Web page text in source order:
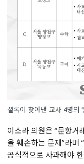
셜록이 찾아낸 교사 4명의
이소라 의원은 “문항거
을 훼손하는 문제”라며
공식적으로 사과해야